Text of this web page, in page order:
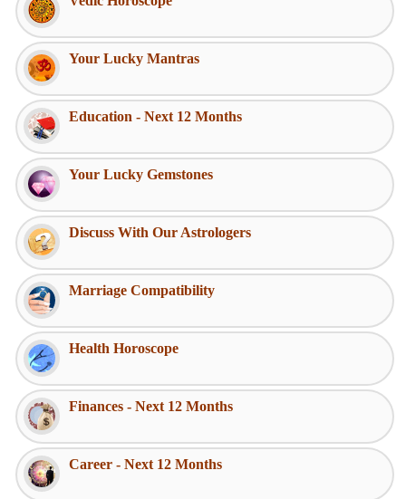
Your Lucky Mantras
Education - Next 12 Months
Your Lucky Gemstones
Discuss With Our Astrologers
Marriage Compatibility
Health Horoscope
Finances - Next 12 Months
Career - Next 12 Months